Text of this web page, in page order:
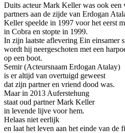
Duits acteur Mark Keller was ook een
partners aan de zijde van Erdogan
Keller speelde in 1997 voor het eerst
in Cobra en stopte in 1999.
In zijn laatste aflevering Ein einsamer
wordt hij neergeschoten met een
op een boot.
Semir (Acteursnaam Erdogan Atalay)
is er altijd van overtuigd geweest
dat zijn partner en vriend dood was.
Maar in 2013 Auferstehung
staat oud partner Mark Keller
in levende lijve voor hem.
Helaas niet eerlijk
en laat het leven aan het einde van de